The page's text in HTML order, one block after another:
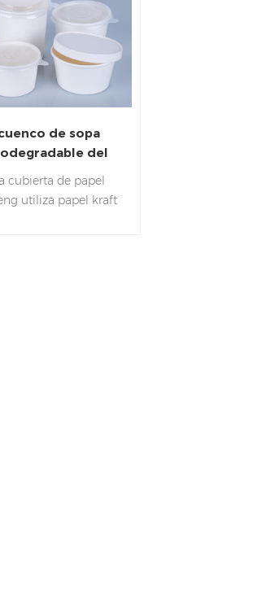
de sopa
del
de ensalada
cubierta de papel
utiliza papel kraft